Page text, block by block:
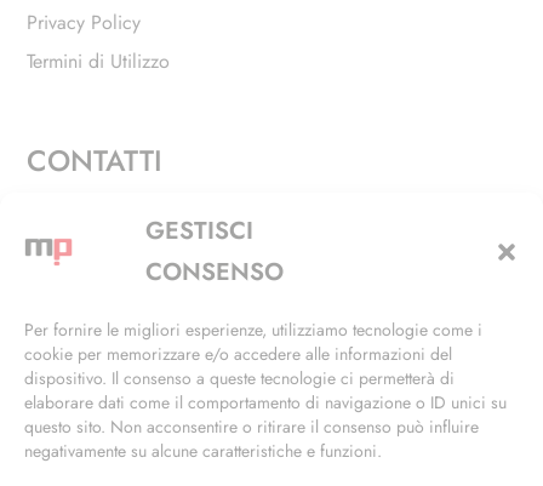
GESTISCI
CONSENSO
Per fornire le migliori esperienze, utilizziamo tecnologie come i
cookie per memorizzare e/o accedere alle informazioni del
dispositivo. Il consenso a queste tecnologie ci permetterà di
elaborare dati come il comportamento di navigazione o ID unici su
questo sito. Non acconsentire o ritirare il consenso può influire
negativamente su alcune caratteristiche e funzioni.
Privacy Policy
Termini di Utilizzo
CONTATTI
Via Alfieri, 27 - Trezzano Sul Naviglio (MI)
+39 02 4846 3155
info@masterphil.it